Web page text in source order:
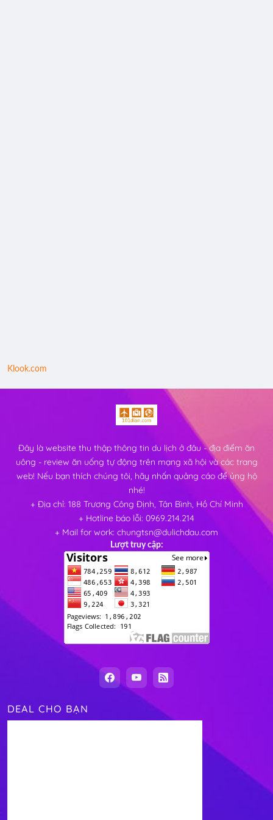
Klook.com
Đây là website thu thập thông tin du lịch ở đâu - địa điểm ăn
uông - review ăn uống tự động trên mạng xã hội và các trang
web! Nếu bạn thích chúng tôi, hãy nhấn quảng cáo để ủng hộ
nhé!
+ Địa chỉ: 188 Trương Công Định, Tân Bình, Hồ Chí Minh
+ Hotline báo lỗi: 0969.214.214
+ Mail for work: chungtsn@dulichdau.com
Lượt truy cập:
DEAL CHO BẠN